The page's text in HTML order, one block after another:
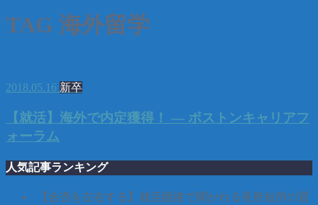
TAG 海外留学
2018.05.16 新卒
【就活】海外で内定獲得！ — ボストンキャリアフ
ォーラム
人気記事ランキング
【合否を左右する】就活面接で聞かれる長所短所の質